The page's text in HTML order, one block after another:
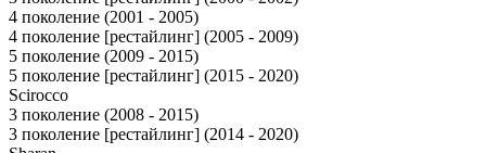
4 поколение (2001 - 2005)
4 поколение [рестайлинг] (2005 - 2009)
5 поколение (2009 - 2015)
5 поколение [рестайлинг] (2015 - 2020)
Scirocco
3 поколение (2008 - 2015)
3 поколение [рестайлинг] (2014 - 2020)